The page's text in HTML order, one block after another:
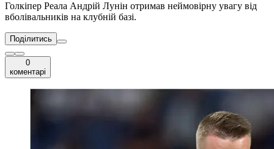
Голкіпер Реала Андрій Лунін отримав неймовірну увагу від
вболівальників на клубній базі.
Поділитись
0
коментарі